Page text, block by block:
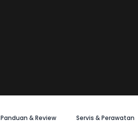
Panduan & Review Servis & Perawatan